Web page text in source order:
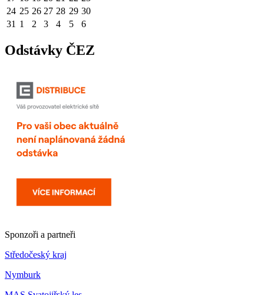
24 25 26 27 28 29 30
31 1 2 3 4 5 6
Odstávky ČEZ
Sponzoři a partneři
Středočeský kraj
Nymburk